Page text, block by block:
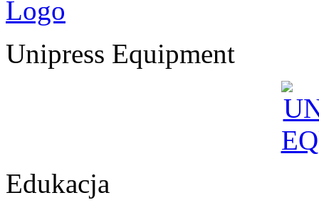
Unipress Equipment
Edukacja